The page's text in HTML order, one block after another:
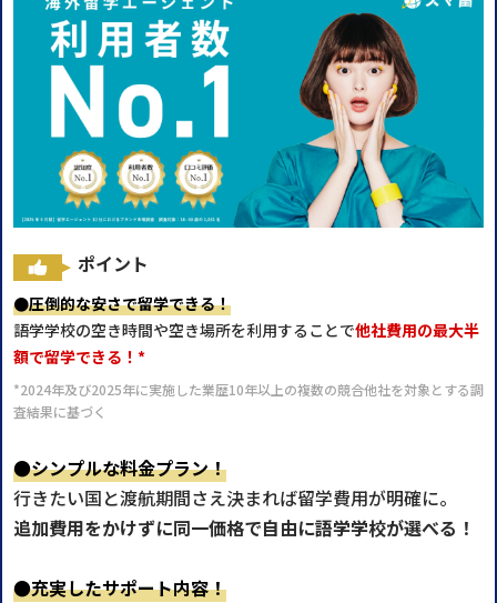
ポイント
●圧倒的な安さで留学できる！
語学学校の空き時間や空き場所を利用することで他社費用の最大半
額で留学できる！*
*2024年及び2025年に実施した業歴10年以上の複数の競合他社を対象とする調
査結果に基づく
●シンプルな料金プラン！
行きたい国と渡航期間さえ決まれば留学費用が明確に。
追加費用をかけずに同一価格で自由に語学学校が選べる！
●充実したサポート内容！